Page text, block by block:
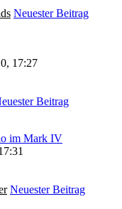
Neuester Beitrag
17:27
Beitrag
im Mark IV
Neuester Beitrag